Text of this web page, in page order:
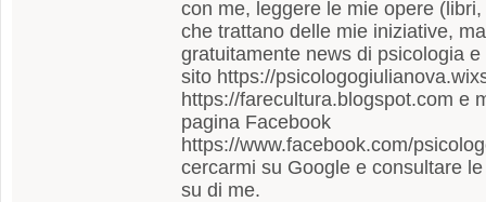
con me, leggere le mie opere
che trattano delle mie iniziative,
gratuitamente news di psicologia
sito https://
https://farecultura.blogspot.com e
pagina Facebook
https://www.facebook.com/
cercarmi su Google e consultare
su di me.